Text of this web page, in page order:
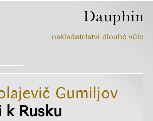
nakladatelství dlouhé vůle
Gumiljov
k Rusku